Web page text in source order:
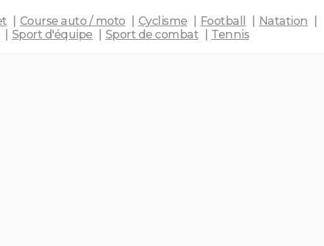
Course auto / moto Cyclisme Football
Natation
Sport d'équipe Sport de combat Tennis